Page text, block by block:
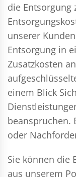
die Entsorgung
unserer
Entsorgung in
Zusatzkosten
einem Blick
beanspruchen.
oder
Sie können die
aus unserem